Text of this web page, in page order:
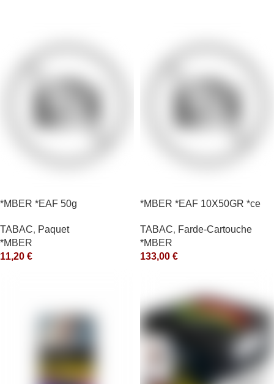
*MBER *EAF 50g
TABAC, Paquet
*MBER
11,20 €
*MBER *EAF 10X50GR *ce
TABAC, Farde-Cartouche
*MBER
133,00 €